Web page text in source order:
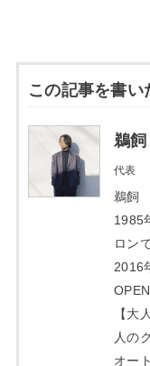
この記事を書い
鵜
代表
鵜飼
1985
ロン
2016
OPEN
【大
人の
オー